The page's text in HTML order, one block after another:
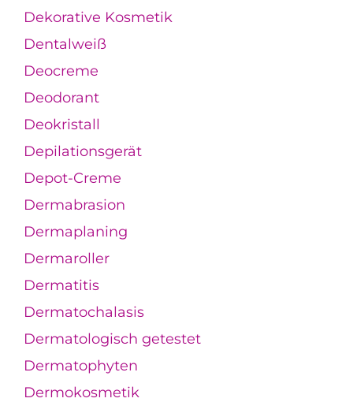
Dekorative Kosmetik
Dentalweiß
Deocreme
Deodorant
Deokristall
Depilationsgerät
Depot-Creme
Dermabrasion
Dermaplaning
Dermaroller
Dermatitis
Dermatochalasis
Dermatologisch getestet
Dermatophyten
Dermokosmetik